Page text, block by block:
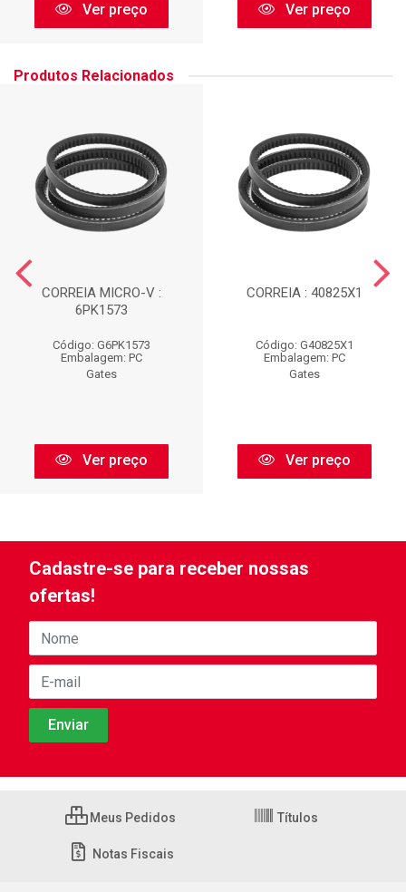
Ver preço Ver preço
Produtos Relacionados
CORREIA MICRO-V :
6PK1573
Código: G6PK1573
Embalagem: PC
Gates
Ver preço
CORREIA : 40825X1
Código: G40825X1
Embalagem: PC
Gates
Ver preço
Cadastre-se para receber nossas
ofertas!
Meus Pedidos Títulos
Notas Fiscais